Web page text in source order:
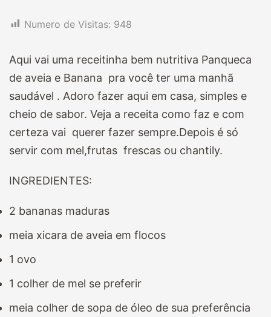
Numero de Visitas: 948
Aqui vai uma receitinha bem nutritiva Panqueca
de aveia e Banana pra você ter uma manhã
saudável . Adoro fazer aqui em casa, simples e
cheio de sabor. Veja a receita como faz e com
certeza vai querer fazer sempre.Depois é só
servir com mel,frutas frescas ou chantily.
INGREDIENTES:
2 bananas maduras
meia xicara de aveia em flocos
1 ovo
1 colher de mel se preferir
meia colher de sopa de óleo de sua preferência